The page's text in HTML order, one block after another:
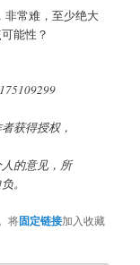
非常难，至少绝大
能性？
获得授权，
的意见，所
。
将固定链接加入收藏